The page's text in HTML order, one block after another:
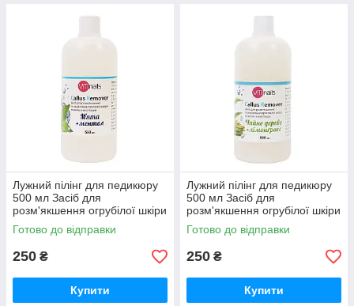
Лужний пілінг для педикюру
500 мл Засіб для
розм'якшення огрубілої шкіри
стоп (м'ята + ментол), Callus
Remover
Готово до відправки
250 ₴
Купити
Лужний пілінг для педикюру
500 мл Засіб для
розм'якшення огрубілої шкіри
стоп (чайне дерево +
лімонграсс), Callus Remover
Готово до відправки
250 ₴
Купити